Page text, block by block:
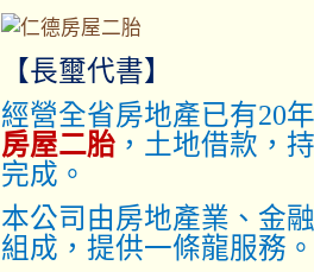
【長璽代書】
經營全省房地產已有20
房屋二胎 ，土地借款，
完成。
本公司由房地產業、金
組成，提供一條龍服務。